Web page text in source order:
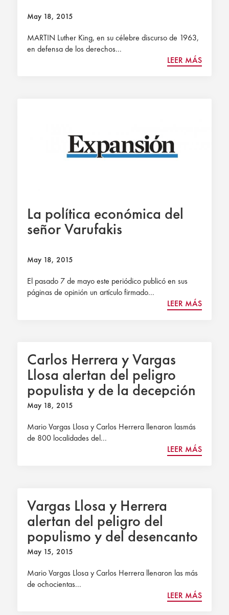
May 18, 2015
MARTIN Luther King, en su célebre discurso de 1963,
en defensa de los derechos...
LEER MÁS
La política económica del
señor Varufakis
May 18, 2015
El pasado 7 de mayo este periódico publicó en sus
páginas de opinión un artículo firmado...
LEER MÁS
Carlos Herrera y Vargas
Llosa alertan del peligro
populista y de la decepción
política
May 18, 2015
Mario Vargas Llosa y Carlos Herrera llenaron lasmás
de 800 localidades del...
LEER MÁS
Vargas Llosa y Herrera
alertan del peligro del
populismo y del desencanto
político en España.
May 15, 2015
Mario Vargas Llosa y Carlos Herrera llenaron las más
de ochocientas...
LEER MÁS